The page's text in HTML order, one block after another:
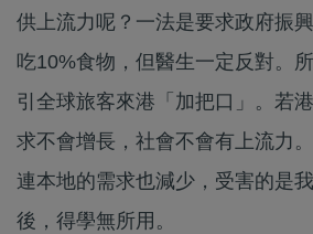
供上流力呢？一法是要求政府振
吃10%食物，但醫生一定反對。
引全球旅客來港「加把口」。若
求不會增長，社會不會有上流力
連本地的需求也減少，受害的是
後，得學無所用。